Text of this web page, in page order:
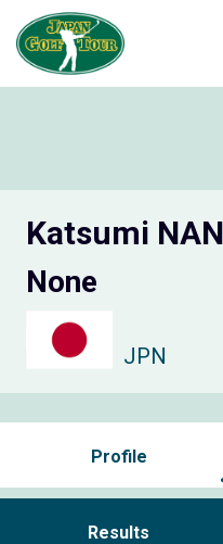
Katsumi
None
JPN
Profile
Results